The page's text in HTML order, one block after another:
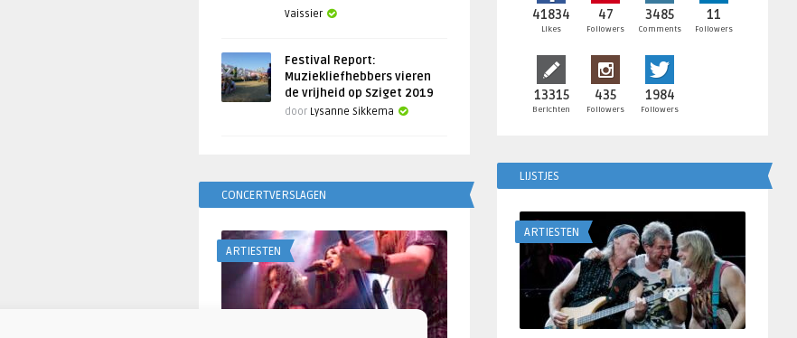
Vaissier
Festival Report:
Muziekliefhebbers vieren
de vrijheid op Sziget 2019
door Lysanne Sikkema
CONCERTVERSLAGEN
ARTIESTEN
41834
Likes
47
Followers
3485
Comments
11
Followers
13315
Berichten
435
Followers
1984
Followers
LIJSTJES
ARTIESTEN